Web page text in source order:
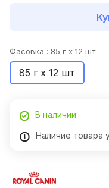
Фасовка : 85 г х 12 шт
85 г х 12 шт
В наличии
Наличие товара